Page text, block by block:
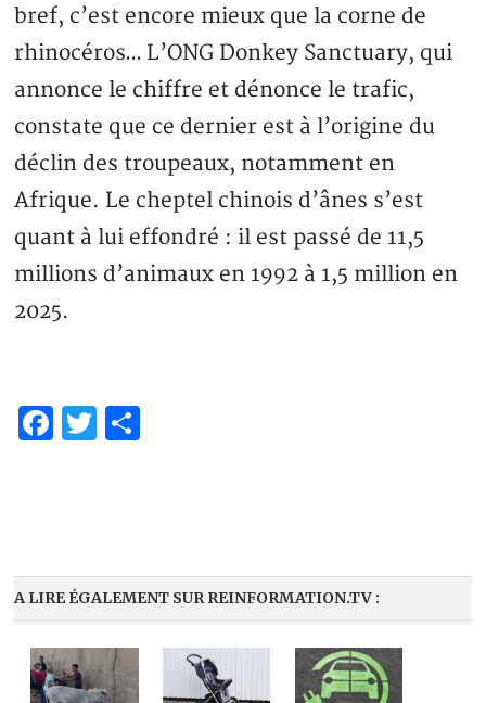
bref, c’est encore mieux que la corne de
rhinocéros… L’ONG Donkey Sanctuary, qui
annonce le chiffre et dénonce le trafic,
constate que ce dernier est à l’origine du
déclin des troupeaux, notamment en
Afrique. Le cheptel chinois d’ânes s’est
quant à lui effondré : il est passé de 11,5
millions d’animaux en 1992 à 1,5 million en
2025.
Facebook
Twitter
A LIRE ÉGALEMENT SUR REINFORMATION.TV :